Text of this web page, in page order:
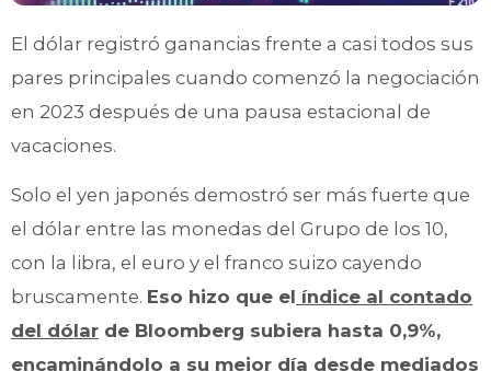
El dólar registró ganancias frente a casi todos sus
pares principales cuando comenzó la negociación
en 2023 después de una pausa estacional de
vacaciones.
Solo el yen japonés demostró ser más fuerte que
el dólar entre las monedas del Grupo de los 10,
con la libra, el euro y el franco suizo cayendo
bruscamente. Eso hizo que el índice al contado
del dólar de Bloomberg subiera hasta 0,9%,
encaminándolo a su mejor día desde mediados